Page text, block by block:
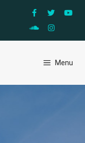
Menu